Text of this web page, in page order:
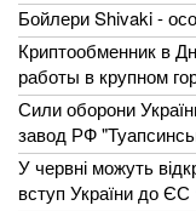
Бойлери Shivaki -
Криптообменник в
работы в крупном
Сили оборони
завод РФ
У червні можуть
вступ України до ЄС